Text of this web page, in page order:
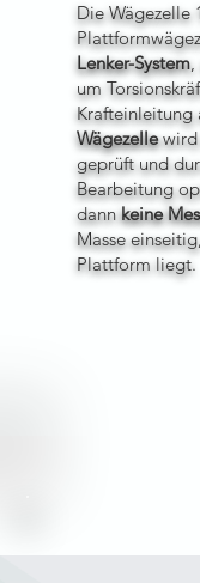
Die Wägezelle
Lenker-System,
um
Krafteinleitung
Wägezelle
geprüft und
Bearbeitung
dannkeine
Masse
Plattform liegt.